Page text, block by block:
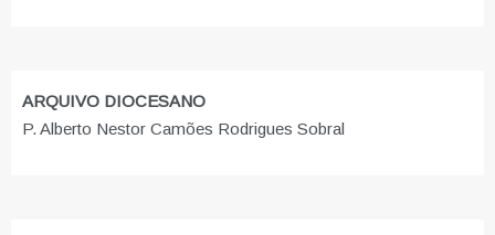
ARQUIVO DIOCESANO
P. Alberto Nestor Camões Rodrigues Sobral